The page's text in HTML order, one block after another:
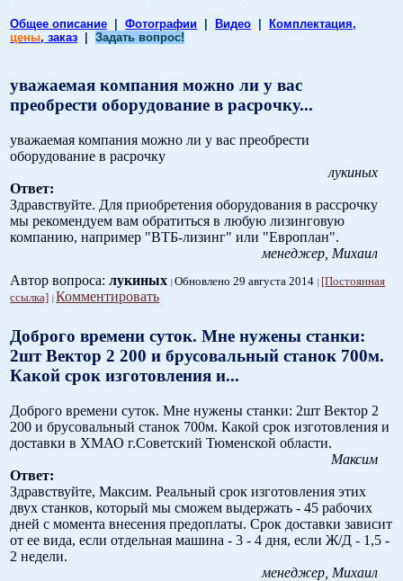
Общее описание |Фотографии Видео
Комплектация,
цены, заказ |Задать вопрос!
уважаемая компания можно ли у вас
преобрести оборудование в расрочку...
уважаемая компания можно ли у вас преобрести
оборудование в расрочку
лукиных
Ответ:
Здравствуйте. Для приобретения оборудования в рассрочку
мы рекомендуем вам обратиться в любую лизинговую
компанию, например "ВТБ-лизинг" или "Европлан".
менеджер, Михаил
Автор вопроса:лукиных Обновлено 29 августа 2014 [Постоянная
ссылка] Комментировать
Доброго времени суток. Мне нужены станки:
2шт Вектор 2 200 и брусовальный станок 700м.
Какой срок изготовления и...
Доброго времени суток. Мне нужены станки: 2шт Вектор 2
200 и брусовальный станок 700м. Какой срок изготовления и
доставки в ХМАО г.Советский Тюменской области.
Максим
Ответ:
Здравствуйте, Максим. Реальный срок изготовления этих
двух станков, который мы сможем выдержать - 45 рабочих
дней с момента внесения предоплаты. Срок доставки зависит
от ее вида, если отдельная машина - 3 - 4 дня, если Ж/Д - 1,5 -
2 недели.
менеджер, Михаил